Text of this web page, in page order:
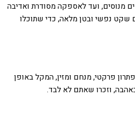
מנוסים, ועד לאספקה מסודרת ואדיבה
שקט נפשי ובטן מלאה, כדי שתוכלו
פרקטי, מנחם ומזין, המקל באופן
וזכרו שאתם לא לבד.